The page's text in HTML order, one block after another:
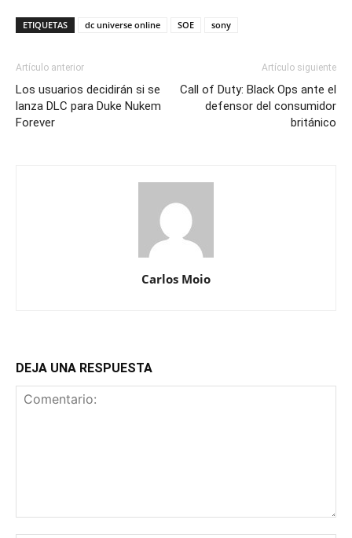
ETIQUETAS dc universe online SOE sony
Artículo anterior
Los usuarios decidirán si se
lanza DLC para Duke Nukem
Forever
Artículo siguiente
Call of Duty: Black Ops ante el
defensor del consumidor
británico
Carlos Moio
DEJA UNA RESPUESTA